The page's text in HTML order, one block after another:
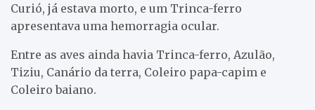
Curió, já estava morto, e um Trinca-ferro
apresentava uma hemorragia ocular.
Entre as aves ainda havia Trinca-ferro, Azulão,
Tiziu, Canário da terra, Coleiro papa-capim e
Coleiro baiano.